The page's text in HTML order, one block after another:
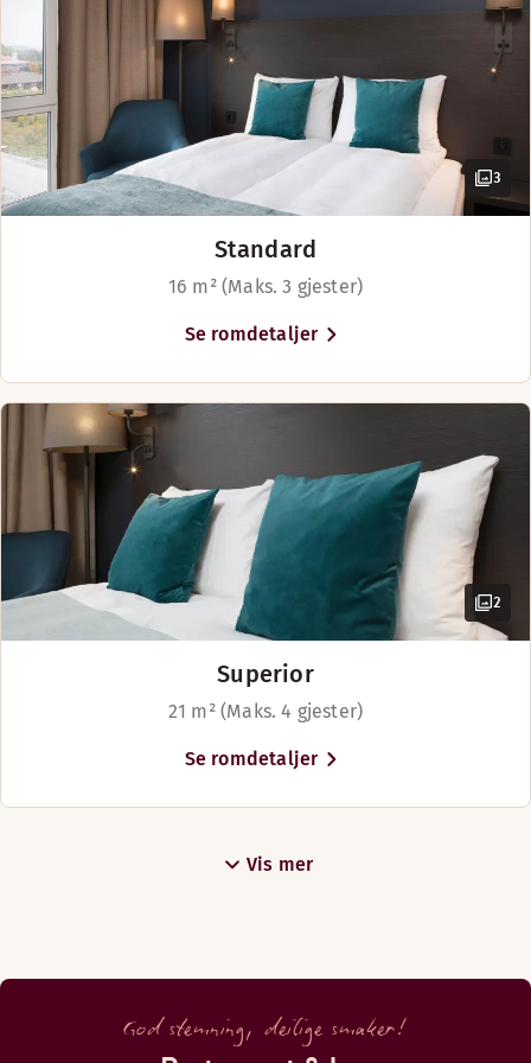
3
Standard
16 m² (Maks. 3 gjester)
Se romdetaljer
2
Superior
21 m² (Maks. 4 gjester)
Se romdetaljer
Vis mer
God stemning, deilige smaker!